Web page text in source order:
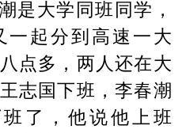
是大学同班同学，
一起分到高速一大
点多，两人还在大
志国下班，李春潮
了，他说他上班